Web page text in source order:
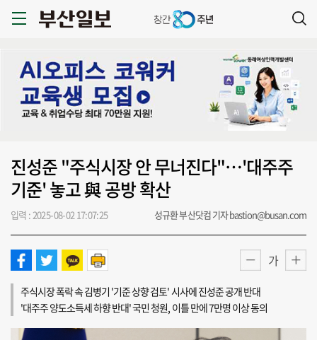
진성준 "주식시장 안 무너진다"…'대주주
기준' 놓고 與 공방 확산
입력 : 2025-08-02 17:07:25 성규환 부산닷컴 기자 bastion@busan.com
가
주식시장 폭락 속 김병기 '기준 상향 검토' 시사에 진성준 공개 반대
'대주주 양도소득세 하향 반대' 국민 청원, 이틀 만에 7만명 이상 동의